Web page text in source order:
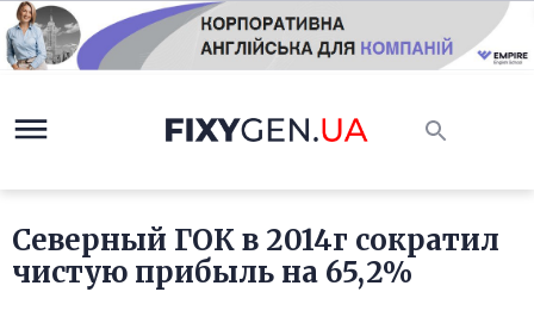
Северный ГОК в 2014г сократил
чистую прибыль на 65,2%